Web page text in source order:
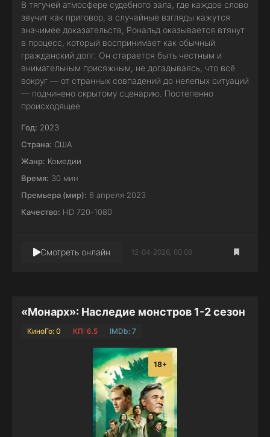
В тягучей атмосфере судебного зала, где каждое слово
звучит как приговор, а случайные взгляды кажутся
значимее доказательств, Рональд оказывается втянут
в процесс, который воспринимает как обычный
гражданский долг. Он старается быть честным и
внимательным присяжным, не догадываясь, что всё
вокруг — от странных совпадений до нелепых ситуаций
— подчинено скрытому сценарию. Постепенно
происходящее
Год: 2023
Страна: США
Жанр: Комедии
Время: 30 мин
Премьера (мир): 6 апреля 2023
Качество: HD 720-1080
Смотреть онлайн 12-04-2026, 00:06
«Монарх»: Наследие монстров 1-2 сезон
КиноГо: 0 КП: 6.5 IMDb: 7
18+